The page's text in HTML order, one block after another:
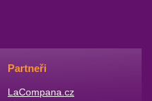
Partneři
​LaCompana.cz